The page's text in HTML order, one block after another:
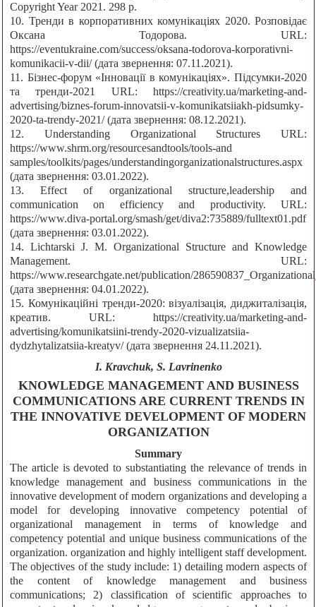
Copyright Year 2021. 298 р.
10. Тренди в корпоративних комунікаціях 2020. Розповідає
Оксана Тодорова. URL:
https://eventukraine.com/success/oksana-todorova-korporativni-
komunikacii-v-dii/ (дата звернення: 07.11.2021).
11. Бізнес-форум «Інновації в комунікаціях». Підсумки-2020
та тренди-2021 URL: https://creativity.ua/marketing-and-
advertising/biznes-forum-innovatsii-v-komunikatsiiakh-pidsumky-
2020-ta-trendy-2021/ (дата звернення: 08.12.2021).
12. Understanding Organizational Structures URL:
https://www.shrm.org/resourcesandtools/tools-and
samples/toolkits/pages/understandingorganizationalstructures.aspx
(дата звернення: 03.01.2022).
13. Effect of organizational structure,leadership and
communication on efficiency and productivity. URL:
https://www.diva-portal.org/smash/get/diva2:735889/fulltext01.pdf
(дата звернення: 03.01.2022).
14. Lichtarski J. M. Organizational Structure and Knowledge
Management. URL:
https://www.researchgate.net/publication/
(дата звернення: 04.01.2022).
15. Комунікаційні тренди-2020: візуалізація, диджиталізація,
креатив. URL: https://creativity.ua/marketing-and-
advertising/komunikatsiini-trendy-2020-vizualizatsiia-
dydzhytalizatsiia-kreatyv/ (дата звернення 24.11.2021).
I. Kravchuk, S. Lavrinenko
KNOWLEDGE MANAGEMENT AND BUSINESS
COMMUNICATIONS ARE CURRENT TRENDS IN
THE INNOVATIVE DEVELOPMENT OF MODERN
ORGANIZATION
Summary
The article is devoted to substantiating the relevance of trends in
knowledge management and business communications in the
innovative development of modern organizations and developing a
model for developing innovative competency potential of
organizational management in terms of knowledge and
competency potential and unique business communications of the
organization. organization and highly intelligent staff development.
The objectives of the study include: 1) detailing modern aspects of
the content of knowledge management and business
communications; 2) classification of scientific approaches to